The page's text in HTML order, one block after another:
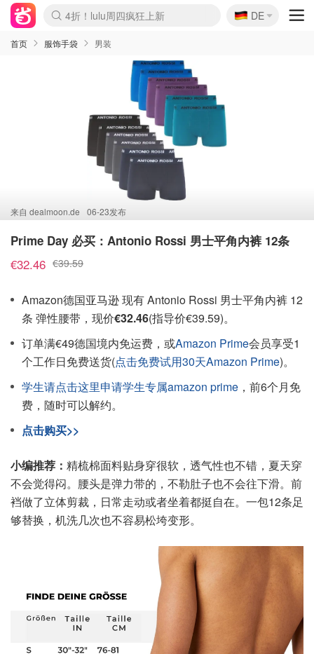
Boticinal 夏促开抢！
4折！lulu周四疯狂上新
还没结束！&OtherStories大促
Joybuy变相75折 随时失效
速领！Stanley独家85折
疑似霸哥！Camper额外叠85折
Zalando 奥莱闪促！每日更新
Moncler反季囤！5折起+叠9折
Coach Brooklyn仅€192
🇩🇪
DE
首页 服饰手袋 男装
来自 dealmoon.de 06-23发布
Prime Day 必买：Antonio Rossi 男士平角内裤 12条
€32.46 €39.59
Amazon德国亚马逊 现有 Antonio Rossi 男士平角内裤 12
条 弹性腰带，现价€32.46(指导价€39.59)。
订单满€49德国境内免运费，或Amazon Prime会员享受1
个工作日免费送货(点击免费试用30天Amazon Prime)。
学生请点击这里申请学生专属amazon prime ，前6个月免
费，随时可以解约。
点击购买>>
小编推荐： 精梳棉面料贴身穿很软，透气性也不错，夏天穿
不会觉得闷。腰头是弹力带的，不勒肚子也不会往下滑。前
裆做了立体剪裁，日常走动或者坐着都挺自在。一包12条足
够替换，机洗几次也不容易松垮变形。